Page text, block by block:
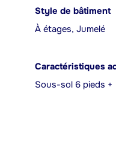
Style de bâtiment
À étages, Jumelé
Caractéristiques
Sous-sol 6 pieds +